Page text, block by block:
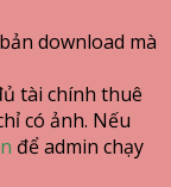
download mà
tài chính thuê
có ảnh. Nếu
để admin chạy